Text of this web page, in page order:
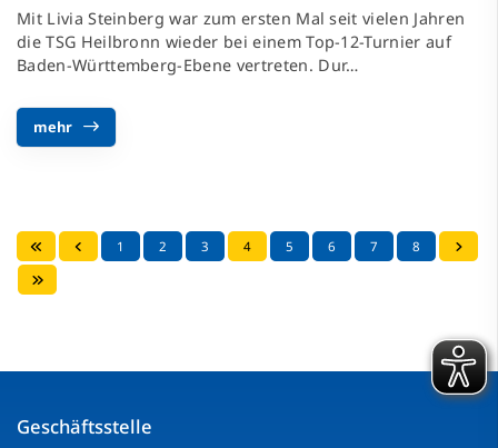
Mit Livia Steinberg war zum ersten Mal seit vielen Jahren
die TSG Heilbronn wieder bei einem Top-12-Turnier auf
Baden-Württemberg-Ebene vertreten. Dur…
mehr
1 2 3 4 5 6 7 8
Geschäftsstelle